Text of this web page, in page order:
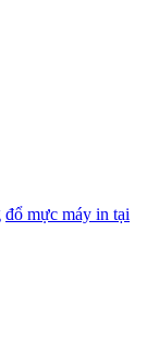
đổ mực máy in tại